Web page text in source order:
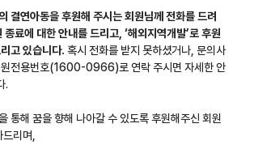
결연아동을 후원해 주시는 회원님께 전화를 드려
종료에 대한 안내를 드리고, ‘해외지역개발’로 후원
고 있습니다. 혹시 전화를 받지 못하셨거나, 문의사
원전용번호(1600-0966)로 연락 주시면 자세한 안
.
통해 꿈을 향해 나아갈 수 있도록 후원해주신 회원
리며,